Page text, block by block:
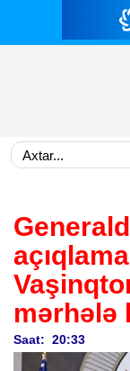
mərhələ
Saat: 20:33